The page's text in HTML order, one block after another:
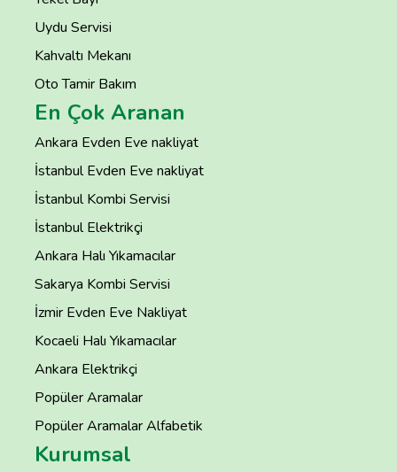
Uydu Servisi
Kahvaltı Mekanı
Oto Tamir Bakım
En Çok Aranan
Ankara Evden Eve nakliyat
İstanbul Evden Eve nakliyat
İstanbul Kombi Servisi
İstanbul Elektrikçi
Ankara Halı Yıkamacılar
Sakarya Kombi Servisi
İzmir Evden Eve Nakliyat
Kocaeli Halı Yıkamacılar
Ankara Elektrikçi
Popüler Aramalar
Popüler Aramalar Alfabetik
Kurumsal